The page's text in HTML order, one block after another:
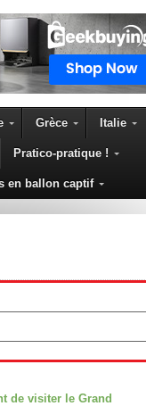
Grèce Italie
Pratico-pratique !
en ballon captif
de visiter le Grand